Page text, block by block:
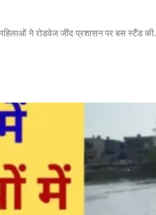
ने रोडवेज जींद प्रशासन पर बस स्टैंड